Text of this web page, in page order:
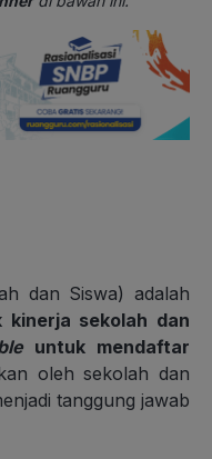
dan Siswa) adalah
sekolah dan
untuk mendaftar
oleh sekolah dan
tanggung jawab